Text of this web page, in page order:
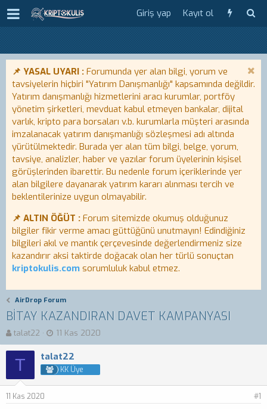
Giriş yap Kayıt ol
📌 YASAL UYARI : Forumunda yer alan bilgi, yorum ve
tavsiyelerin hiçbiri "Yatırım Danışmanlığı" kapsamında değildir.
Yatırım danışmanlığı hizmetlerini aracı kurumlar, portföy
yönetim şirketleri, mevduat kabul etmeyen bankalar, dijital
varlık, kripto para borsaları v.b. kurumlarla müşteri arasında
imzalanacak yatırım danışmanlığı sözleşmesi adı altında
yürütülmektedir. Burada yer alan tüm bilgi, belge, yorum,
tavsiye, analizler, haber ve yazılar forum üyelerinin kişisel
görüşlerinden ibarettir. Bu nedenle forum içeriklerinde yer
alan bilgilere dayanarak yatırım kararı alınması tercih ve
beklentilerinize uygun olmayabilir.
📌 ALTIN ÖĞÜT : Forum sitemizde okumuş olduğunuz
bilgiler fikir verme amacı güttüğünü unutmayın! Edindiğiniz
bilgileri akıl ve mantık çerçevesinde değerlendirmeniz size
kazandırır aksi taktirde doğacak olan her türlü sonuçtan
kriptokulis.com sorumluluk kabul etmez.
AirDrop Forum
BİTAY KAZANDIRAN DAVET KAMPANYASI
K
o
n
y
u
talat22
B
a
ş
l
a
n
11 Kas 2020
T talat22
KK Üye
11 Kas 2020 #1